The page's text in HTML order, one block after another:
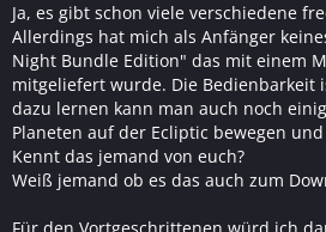
Ja, es gibt schon viele verschiedene
Allerdings hat mich als Anfänger
Night Bundle Edition" das mit einem
mitgeliefert wurde. Die Bedienbarkeit
dazu lernen kann man auch noch
Planeten auf der Ecliptic bewegen und
Kennt das jemand von euch?
Weiß jemand ob es das auch zum